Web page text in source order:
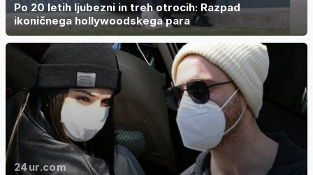
Po 20 letih ljubezni in treh otrocih: Razpad
ikoničnega hollywoodskega para
24ur.com